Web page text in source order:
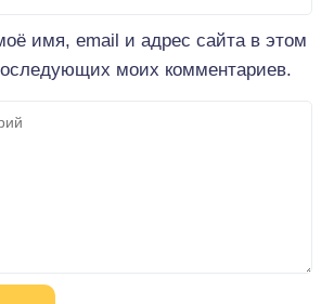
имя, email и адрес сайта в этом
моих комментариев.